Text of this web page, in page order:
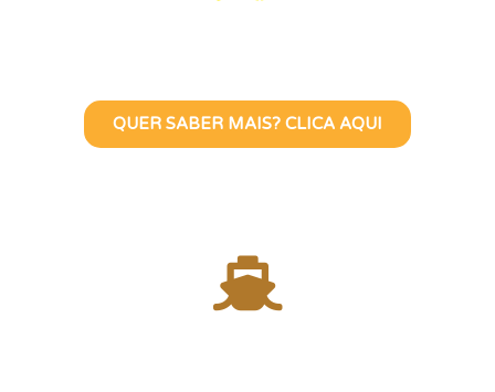
QUER SABER MAIS? CLICA AQUI